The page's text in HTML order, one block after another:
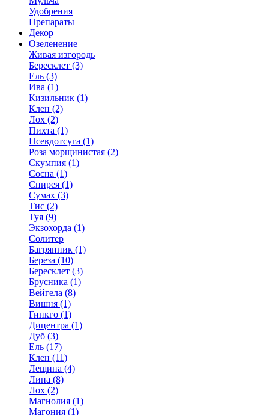
Удобрения
Препараты
Декор
Озеленение
Живая изгородь
Бересклет (3)
Ель (3)
Ива (1)
Кизильник (1)
Клен (2)
Лох (2)
Пихта (1)
Псевдотсуга (1)
Роза морщинистая (2)
Скумпия (1)
Сосна (1)
Спирея (1)
Сумах (3)
Тис (2)
Туя (9)
Экзохорда (1)
Солитер
Багрянник (1)
Береза (10)
Бересклет (3)
Брусника (1)
Вейгела (8)
Вишня (1)
Гинкго (1)
Дицентра (1)
Дуб (3)
Ель (17)
Клен (11)
Лещина (4)
Липа (8)
Лох (2)
Магнолия (1)
Магония (1)